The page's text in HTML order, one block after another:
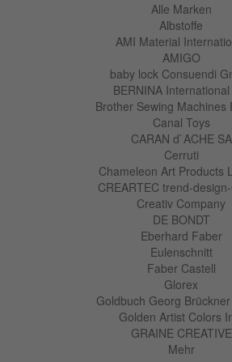
Alle Marken
Albstoffe
AMI Material
AMIGO
baby lock Consuendi
BERNINA International
Brother Sewing Machines
Canal Toys
CARAN d`ACHE SA
Cerruti
Chameleon Art Products
CREARTEC trend-
Creativ Company
DE BONDT
Eberhard Faber
Eulenschnitt
Faber Castell
Glorex
Goldbuch Georg
Golden Artist Colors
GRAINE CREATIVE
Mehr